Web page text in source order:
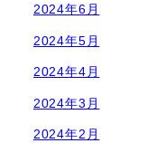
2024年6月
2024年5月
2024年4月
2024年3月
2024年2月